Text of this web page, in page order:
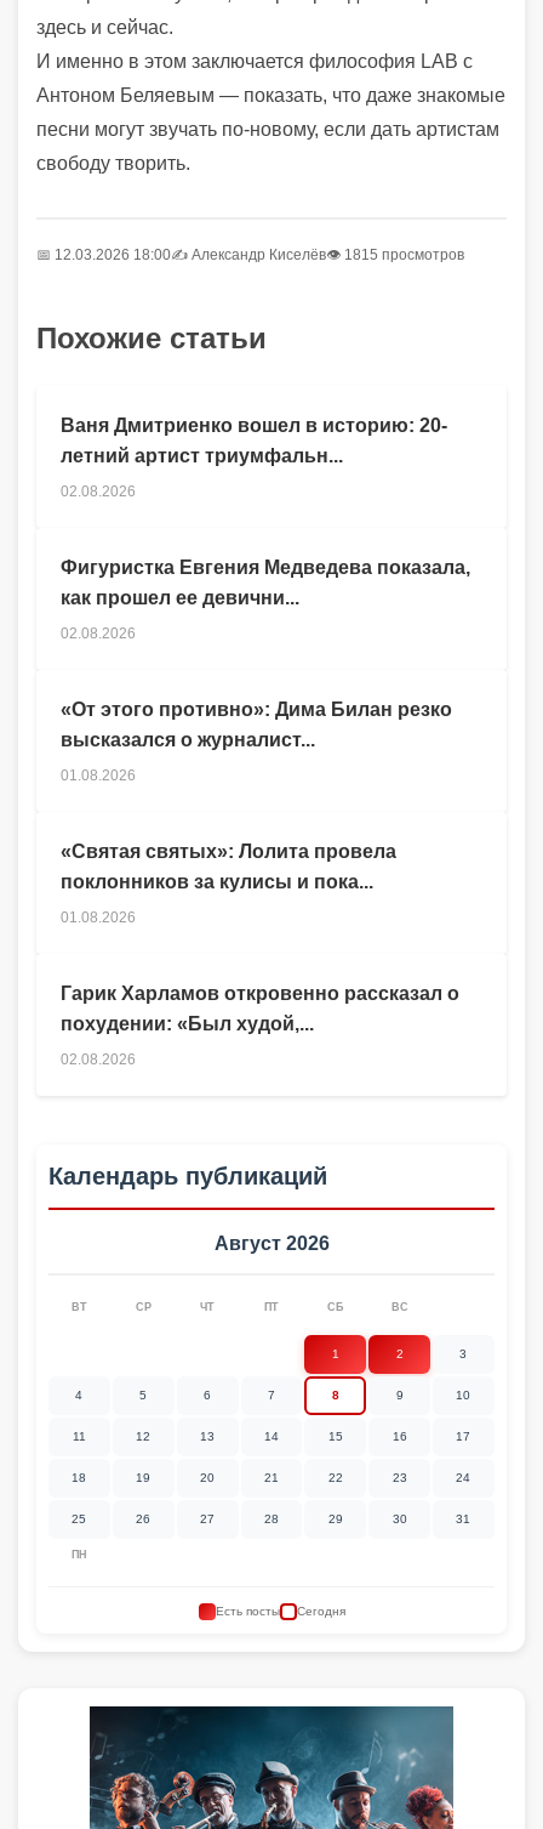
здесь и сейчас.
И именно в этом заключается философия LAB с
Антоном Беляевым — показать, что даже знакомые
песни могут звучать по-новому, если дать артистам
свободу творить.
📅 12.03.2026 18:00✍️ Александр Киселёв👁 1815 просмотров
Похожие статьи
Гарик Харламов откровенно рассказал о
похудении: «Был худой,...
02.08.2026
Ваня Дмитриенко вошел в историю: 20-
летний артист триумфальн...
02.08.2026
Фигуристка Евгения Медведева показала,
как прошел ее девични...
02.08.2026
«От этого противно»: Дима Билан резко
высказался о журналист...
01.08.2026
«Святая святых»: Лолита провела
поклонников за кулисы и пока...
01.08.2026
Календарь публикаций
Август 2026
ПН
ВТ СР ЧТ ПТ СБ ВС
1 2 3
4 5 6 7 8 9 10
11 12 13 14 15 16 17
18 19 20 21 22 23 24
25 26 27 28 29 30 31
Есть посты Сегодня